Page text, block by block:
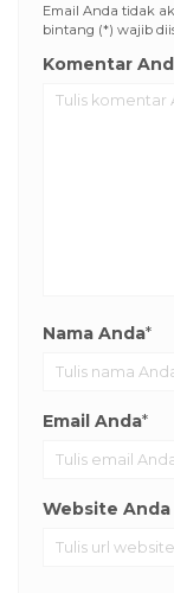
Email Anda tidak
bintang (*) wajib
Komentar
Nama Anda*
Email Anda*
Website Anda